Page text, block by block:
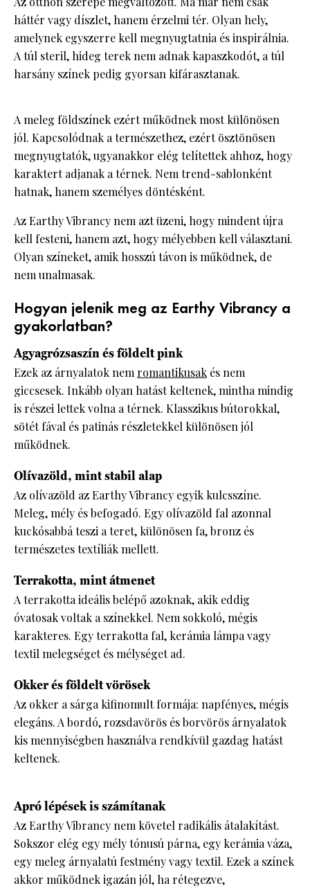
háttér vagy díszlet, hanem érzelmi tér. Olyan hely,
amelynek egyszerre kell megnyugtatnia és inspirálnia.
A túl steril, hideg terek nem adnak kapaszkodót, a túl
harsány színek pedig gyorsan kifárasztanak.
A meleg földszínek ezért működnek most különösen
jól. Kapcsolódnak a természethez, ezért ösztönösen
megnyugtatók, ugyanakkor elég telítettek ahhoz, hogy
karaktert adjanak a térnek. Nem trend-sablonként
hatnak, hanem személyes döntésként.
Az Earthy Vibrancy nem azt üzeni, hogy mindent újra
kell festeni, hanem azt, hogy mélyebben kell választani.
Olyan színeket, amik hosszú távon is működnek, de
nem unalmasak.
Hogyan jelenik meg az Earthy Vibrancy a
gyakorlatban?
Agyagrózsaszín és földelt pink
Ezek az árnyalatok nem romantikusak és nem
giccsesek. Inkább olyan hatást keltenek, mintha mindig
is részei lettek volna a térnek. Klasszikus bútorokkal,
sötét fával és patinás részletekkel különösen jól
működnek.
Olívazöld, mint stabil alap
Az olívazöld az Earthy Vibrancy egyik kulcsszíne.
Meleg, mély és befogadó. Egy olívazöld fal azonnal
kuckósabbá teszi a teret, különösen fa, bronz és
természetes textíliák mellett.
Terrakotta, mint átmenet
A terrakotta ideális belépő azoknak, akik eddig
óvatosak voltak a színekkel. Nem sokkoló, mégis
karakteres. Egy terrakotta fal, kerámia lámpa vagy
textil melegséget és mélységet ad.
Okker és földelt vörösek
Az okker a sárga kifinomult formája: napfényes, mégis
elegáns. A bordó, rozsdavörös és borvörös árnyalatok
kis mennyiségben használva rendkívül gazdag hatást
keltenek.
Apró lépések is számítanak
Az Earthy Vibrancy nem követel radikális átalakítást.
Sokszor elég egy mély tónusú párna, egy kerámia váza,
egy meleg árnyalatú festmény vagy textil. Ezek a színek
akkor működnek igazán jól, ha rétegezve,